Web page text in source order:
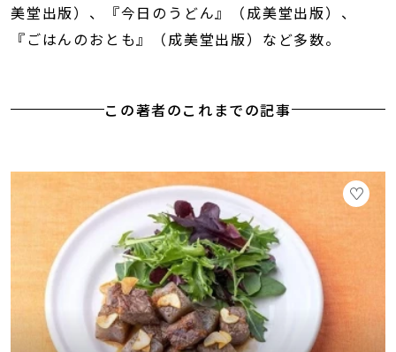
美堂出版）、『今日のうどん』（成美堂出版）、
『ごはんのおとも』（成美堂出版）など多数。
この著者のこれまでの記事